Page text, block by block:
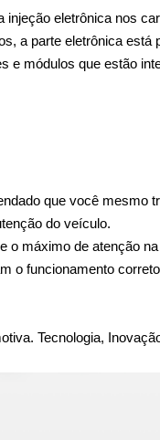
eletrônica nos
a parte eletrônica
e módulos que estão
que você
do veículo.
o máximo de atenção
o funcionamento
Tecnologia,